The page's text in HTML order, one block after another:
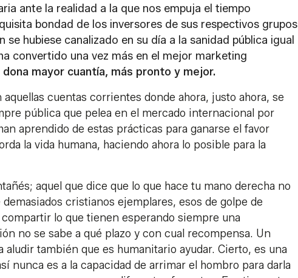
ante la realidad a la que nos empuja el tiempo
bondad de los inversores de sus respectivos grupos
hubiese canalizado en su día a la sanidad pública igual
convertido una vez más en el mejor marketing
mayor cuantía, más pronto y mejor.
cuentas corrientes donde ahora, justo ahora, se
pública que pelea en el mercado internacional por
aprendido de estas prácticas para ganarse el favor
la vida humana, haciendo ahora lo posible para la
aquel que dice que lo que hace tu mano derecha no
cristianos ejemplares, esos de golpe de
lo que tienen esperando siempre una
no se sabe a qué plazo y con cual recompensa. Un
aludir también que es humanitario ayudar. Cierto, es una
nunca es a la capacidad de arrimar el hombro para darla